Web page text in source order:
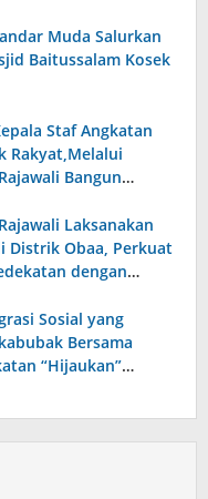
Muda Salurkan
Baitussalam Kosek
Staf Angkatan
Rakyat,Melalui
Bangun
Laksanakan
Distrik Obaa, Perkuat
dengan
Sosial yang
Bersama
“Hijaukan”